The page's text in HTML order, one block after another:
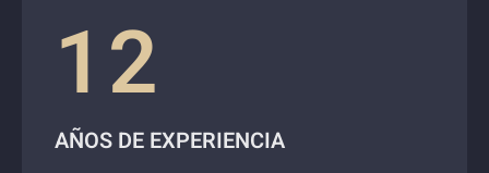
12
AÑOS DE EXPERIENCIA